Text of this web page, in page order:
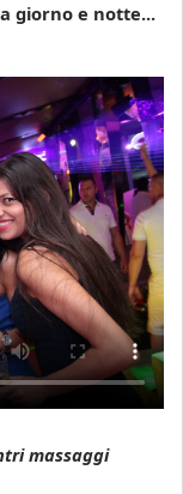
giorno e notte...
massaggi